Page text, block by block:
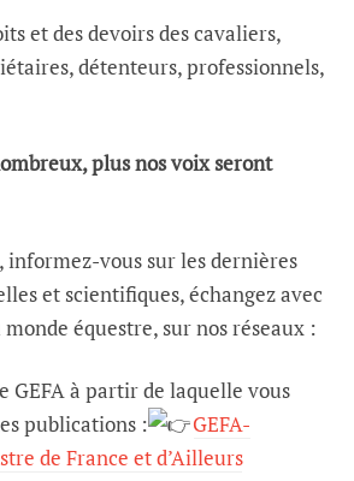
et des devoirs des cavaliers,
détenteurs, professionnels,
plus nos voix seront
informez-vous sur les dernières
et scientifiques, échangez avec
équestre, sur nos réseaux :
GEFA à partir de laquelle vous
publications :
GEFA-
de France et d’Ailleurs